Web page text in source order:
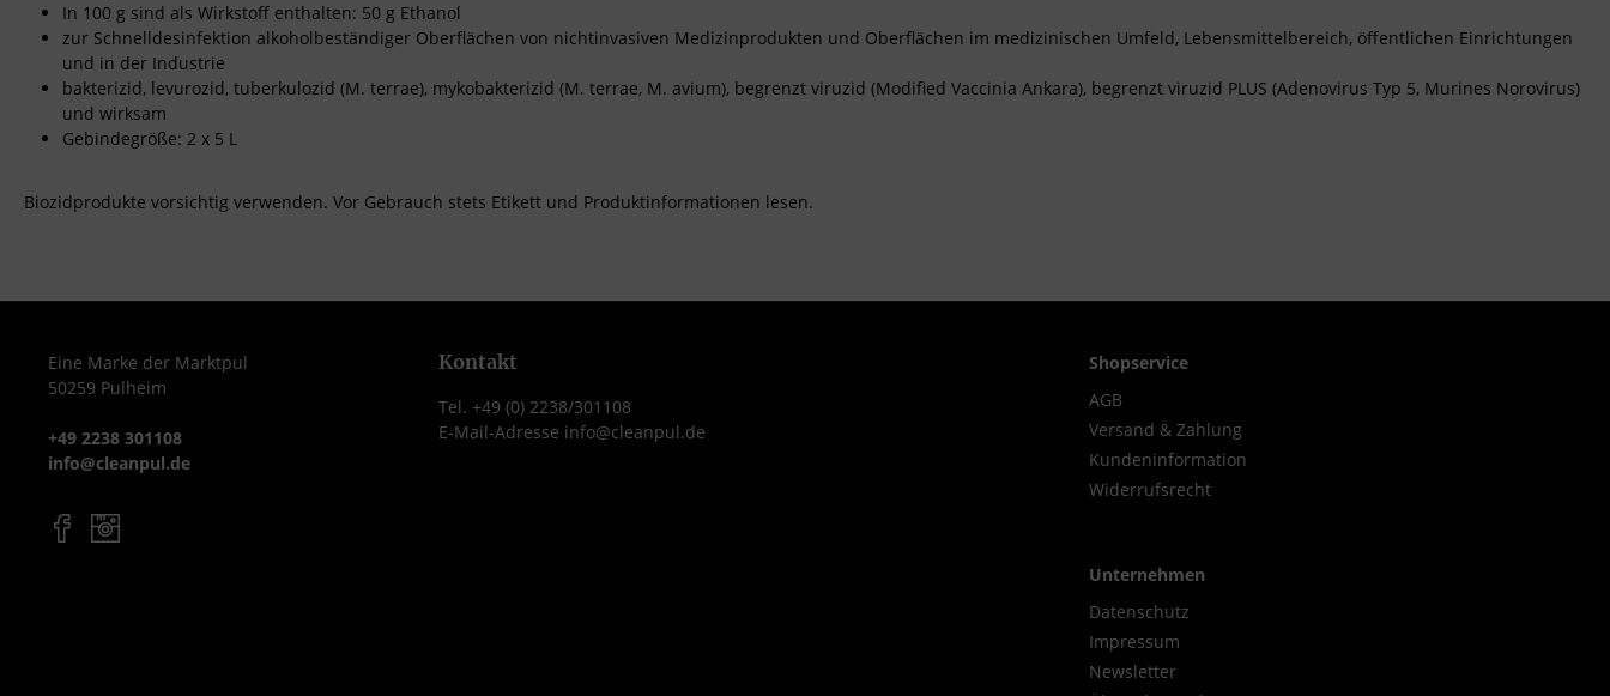
In 100 g sind als Wirkstoff enthalten: 50 g Ethanol
zur Schnelldesinfektion alkoholbeständiger Oberflächen von nichtinvasiven Medizinprodukten und Oberflächen im medizinischen Umfeld, Lebensmittelbereich, öffentlichen Einrichtungen
und in der Industrie
bakterizid, levurozid, tuberkulozid (M. terrae), mykobakterizid (M. terrae, M. avium), begrenzt viruzid (Modified Vaccinia Ankara), begrenzt viruzid PLUS (Adenovirus Typ 5, Murines Norovirus)
und wirksam
Gebindegröße: 2 x 5 L
Biozidprodukte vorsichtig verwenden. Vor Gebrauch stets Etikett und Produktinformationen lesen.
Eine Marke der Marktpul
50259 Pulheim
+49 2238 301108
info@cleanpul.de
Kontakt
Tel. +49 (0) 2238/301108
E-Mail-Adresse info@cleanpul.de
Shopservice
AGB
Versand & Zahlung
Kundeninformation
Widerrufsrecht
Unternehmen
Datenschutz
Impressum
Newsletter